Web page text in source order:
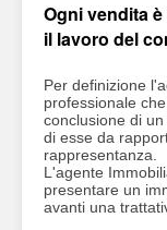
Ogni vendita
il lavoro del
Per definizione
professionale
conclusione di
di esse da
rappresentanza.
L'agente
presentare un
avanti una